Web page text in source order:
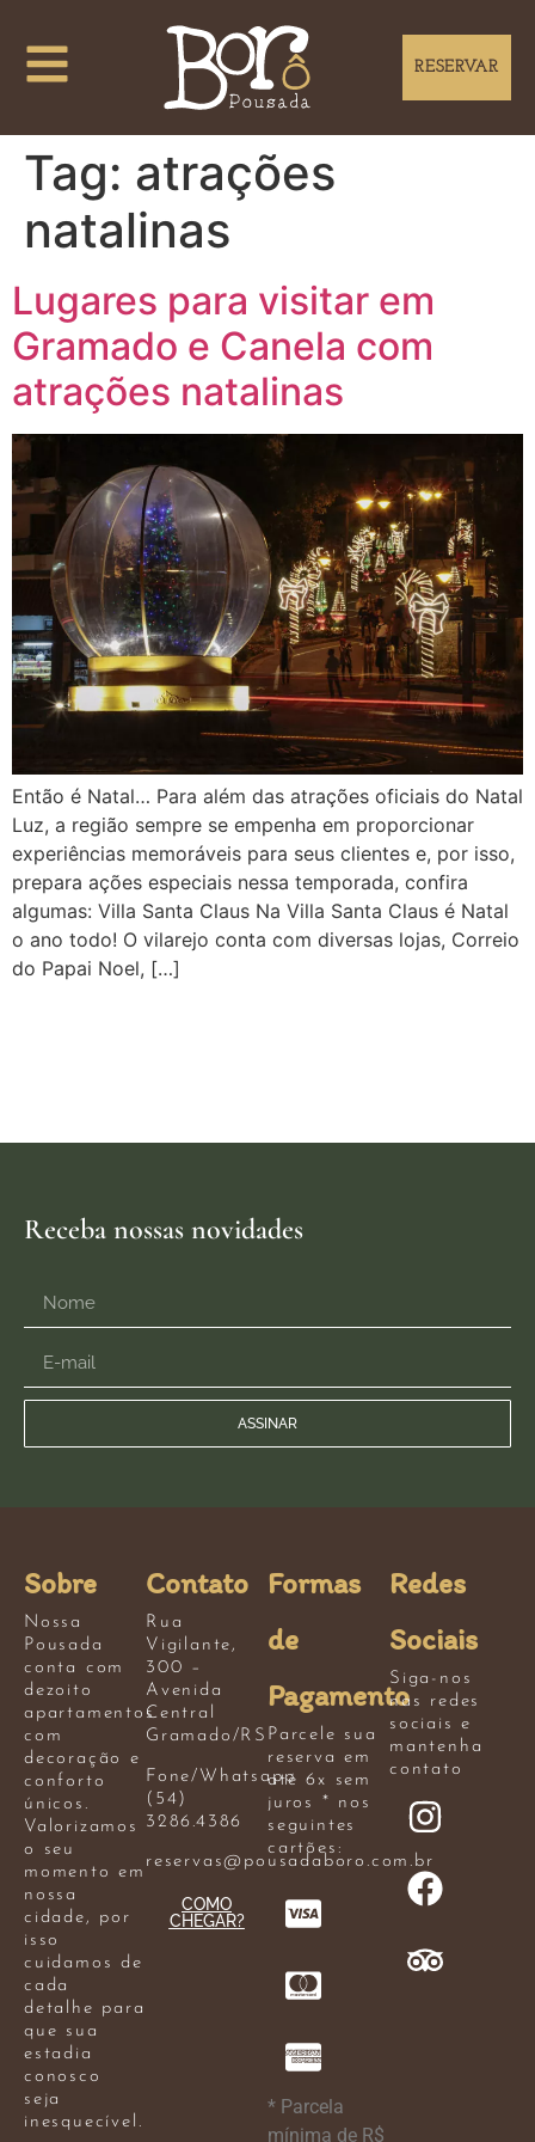
RESERVAR
Tag: atrações
natalinas
Lugares para visitar em
Gramado e Canela com
atrações natalinas
Então é Natal… Para além das atrações oficiais do Natal
Luz, a região sempre se empenha em proporcionar
experiências memoráveis para seus clientes e, por isso,
prepara ações especiais nessa temporada, confira
algumas: Villa Santa Claus Na Villa Santa Claus é Natal
o ano todo! O vilarejo conta com diversas lojas, Correio
do Papai Noel, […]
Receba nossas novidades
ASSINAR
Sobre
Nossa
Pousada
conta com
dezoito
apartamentos
com
decoração e
conforto
únicos.
Valorizamos
o seu
momento em
nossa
cidade, por
isso
cuidamos de
cada
detalhe para
que sua
estadia
conosco
seja
inesquecível.
Contato
Rua
Vigilante,
300 –
Avenida
Central
Gramado/RS
Fone/Whatsapp
(54)
3286.4386
reservas@pousadaboro.com.br
COMO
CHEGAR?
Formas
de
Pagamento
Parcele sua
reserva em
até 6x sem
juros * nos
seguintes
cartões:
* Parcela
mínima de R$
Redes
Sociais
Siga-nos
nas redes
sociais e
mantenha
contato